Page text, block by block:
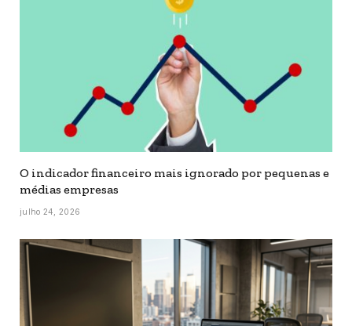
O indicador financeiro mais ignorado por pequenas e
médias empresas
julho 24, 2026